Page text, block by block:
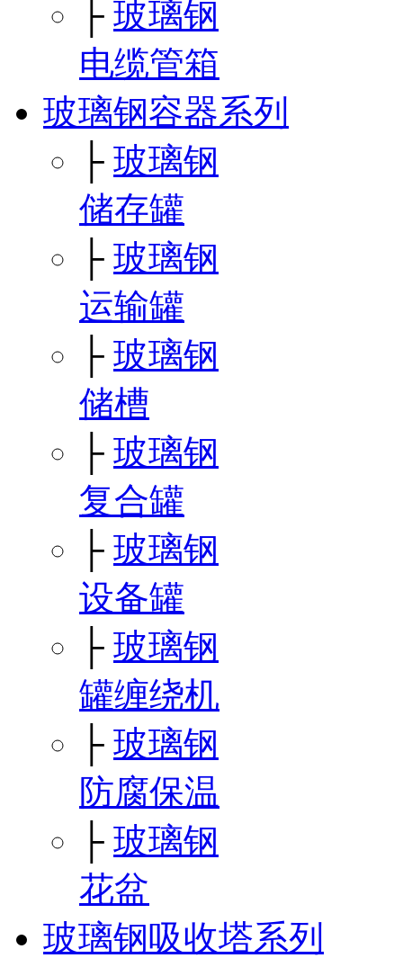
├ 玻璃钢
电缆管箱
玻璃钢容器系列
├ 玻璃钢
储存罐
├ 玻璃钢
运输罐
├ 玻璃钢
储槽
├ 玻璃钢
复合罐
├ 玻璃钢
设备罐
├ 玻璃钢
罐缠绕机
├ 玻璃钢
防腐保温
├ 玻璃钢
花盆
玻璃钢吸收塔系列